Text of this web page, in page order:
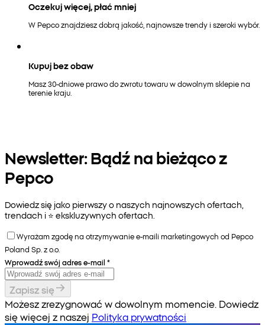
Oczekuj więcej, płać mniej
W Pepco znajdziesz dobrą jakość, najnowsze trendy i szeroki wybór.
Kupuj bez obaw
Masz 30-dniowe prawo do zwrotu towaru w dowolnym sklepie na
terenie kraju.
Newsletter: Bądź na bieżąco z
Pepco
Dowiedz się jako pierwszy o naszych najnowszych ofertach,
trendach i ⭐️ ekskluzywnych ofertach.
Wyrażam zgodę na otrzymywanie e-maili marketingowych od Pepco
Poland Sp. z o.o.
Wprowadź swój adres e-mail *
Zapisz się
Możesz zrezygnować w dowolnym momencie. Dowiedz
się więcej z naszej Polityka prywatności